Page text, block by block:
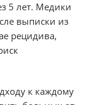
5 лет. Медики
выписки из
рецидива,
к каждому